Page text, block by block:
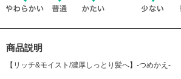
タミン酸リシンNa、PG、マルトデキストリン、ス
ノキシエタノール、メチルパラベン、香料、紫401
商品説明
【リッチ&モイスト/濃厚しっとり髪へ】-つめかえ-